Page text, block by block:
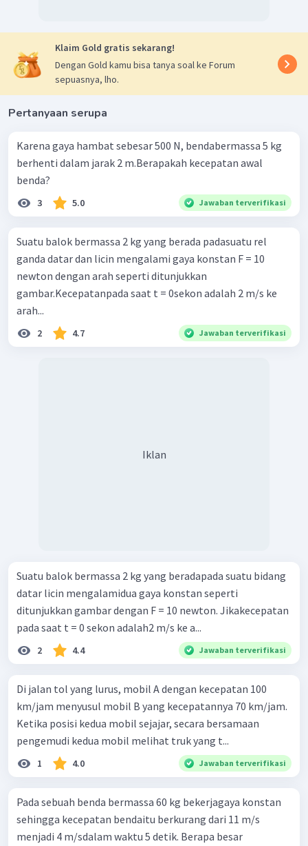
Klaim Gold gratis sekarang!
Dengan Gold kamu bisa tanya soal ke Forum
sepuasnya, lho.
Pertanyaan serupa
Karena gaya hambat sebesar 500 N, bendabermassa 5 kg
berhenti dalam jarak 2 m.Berapakah kecepatan awal
benda?
3 5.0 Jawaban terverifikasi
Suatu balok bermassa 2 kg yang berada padasuatu rel
ganda datar dan licin mengalami gaya konstan F = 10
newton dengan arah seperti ditunjukkan
gambar.Kecepatanpada saat t = 0sekon adalah 2 m/s ke
arah...
2 4.7 Jawaban terverifikasi
Iklan
Suatu balok bermassa 2 kg yang beradapada suatu bidang
datar licin mengalamidua gaya konstan seperti
ditunjukkan gambar dengan F = 10 newton. Jikakecepatan
pada saat t = 0 sekon adalah2 m/s ke a...
2 4.4 Jawaban terverifikasi
Di jalan tol yang lurus, mobil A dengan kecepatan 100
km/jam menyusul mobil B yang kecepatannya 70 km/jam.
Ketika posisi kedua mobil sejajar, secara bersamaan
pengemudi kedua mobil melihat truk yang t...
1 4.0 Jawaban terverifikasi
Pada sebuah benda bermassa 60 kg bekerjagaya konstan
sehingga kecepatan bendaitu berkurang dari 11 m/s
menjadi 4 m/sdalam waktu 5 detik. Berapa besar